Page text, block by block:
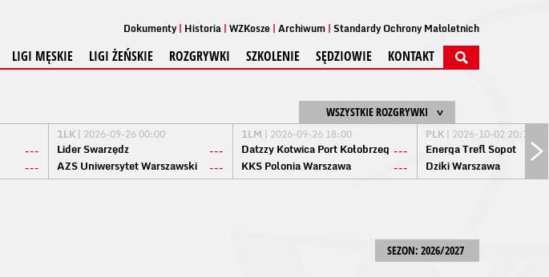
Dokumenty Historia WZKosze Archiwum Standardy Ochrony Małoletnich
LIGI MĘSKIE LIGI ŻEŃSKIE ROZGRYWKI SZKOLENIE SĘDZIOWIE KONTAKT
WSZYSTKIE ROZGRYWKI
---
---
1LK | 2026-09-26 00:00
Lider Swarzędz
---
AZS Uniwersytet Warszawski
---
1LM | 2026-09-26 18:00
Datzzy Kotwica Port Kołobrzeg ---
KKS Polonia Warszawa
---
PLK | 2026-10-02 20:15
Energa Trefl Sopot
Dziki Warszawa
SEZON: 2026/2027